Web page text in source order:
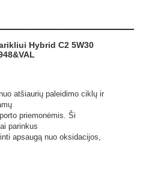
variklio alyva, specialiai
priemonėms
ir apsaugą visomis
atšiaurių paleidimo ciklų ir
priemonėmis. Ši
parinkus
apsaugą nuo oksidacijos,